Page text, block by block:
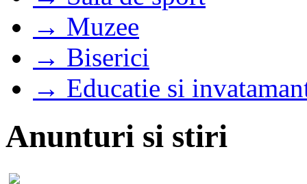
→ Muzee
→ Biserici
→ Educatie si
Anunturi si stiri